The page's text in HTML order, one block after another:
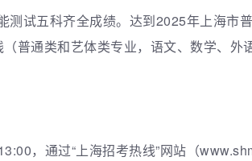
测试五科齐全成绩。达到2025年上海市
普通类和艺体类专业，语文、数学、
，通过“上海招考热线”网站（